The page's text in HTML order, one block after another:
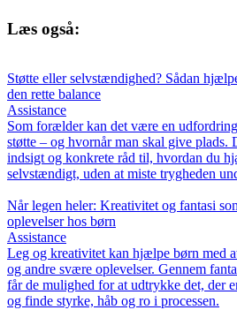
Læs også:
Støtte eller selvstændighed? Sådan
den rette balance
Assistance
Som forælder kan det være en
støtte – og hvornår man skal give plads.
indsigt og konkrete råd til, hvordan du
selvstændigt, uden at miste trygheden
Når legen heler: Kreativitet og fantasi
oplevelser hos børn
Assistance
Leg og kreativitet kan hjælpe børn med
og andre svære oplevelser. Gennem
får de mulighed for at udtrykke det, der
og finde styrke, håb og ro i processen.